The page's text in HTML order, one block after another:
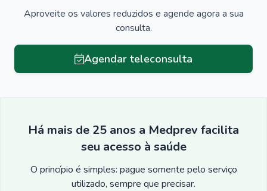
Aproveite os valores reduzidos e agende agora a sua
consulta.
Agendar teleconsulta
Há mais de 25 anos a Medprev facilita
seu acesso à saúde
O princípio é simples: pague somente pelo serviço
utilizado, sempre que precisar.